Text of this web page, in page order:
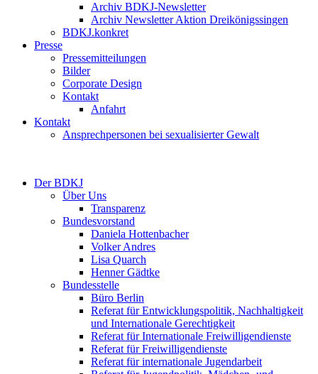
Archiv BDKJ-Newsletter
Archiv Newsletter Aktion Dreikönigssingen
BDKJ.konkret
Presse
Pressemitteilungen
Bilder
Corporate Design
Kontakt
Anfahrt
Kontakt
Ansprechpersonen bei sexualisierter Gewalt
Der BDKJ
Über Uns
Transparenz
Bundesvorstand
Daniela Hottenbacher
Volker Andres
Lisa Quarch
Henner Gädtke
Bundesstelle
Büro Berlin
Referat für Entwicklungspolitik, Nachhaltigkeit
und Internationale Gerechtigkeit
Referat für Internationale Freiwilligendienste
Referat für Freiwilligendienste
Referat für internationale Jugendarbeit